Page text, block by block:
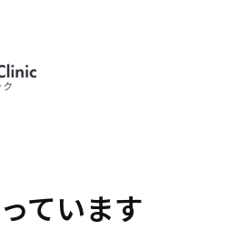
ています